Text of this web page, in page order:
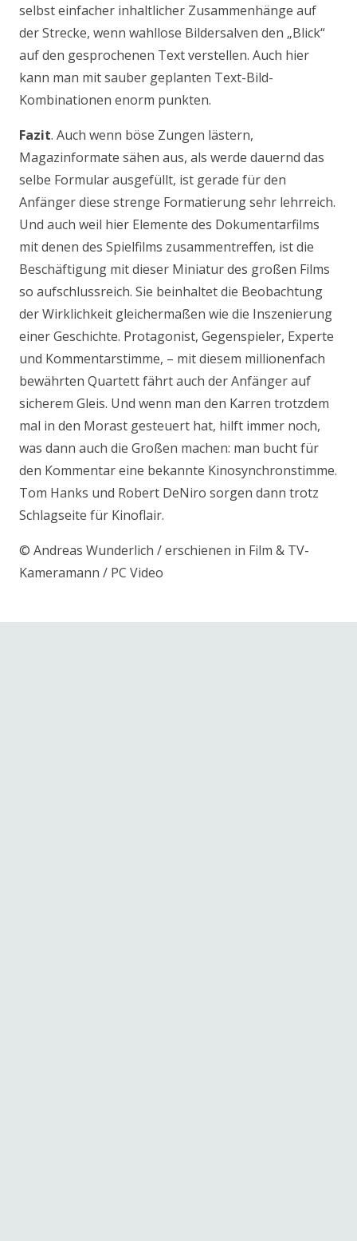
selbst einfacher inhaltlicher Zusammenhänge auf
der Strecke, wenn wahllose Bildersalven den „Blick“
auf den gesprochenen Text verstellen. Auch hier
kann man mit sauber geplanten Text-Bild-
Kombinationen enorm punkten.
Fazit. Auch wenn böse Zungen lästern,
Magazinformate sähen aus, als werde dauernd das
selbe Formular ausgefüllt, ist gerade für den
Anfänger diese strenge Formatierung sehr lehrreich.
Und auch weil hier Elemente des Dokumentarfilms
mit denen des Spielfilms zusammentreffen, ist die
Beschäftigung mit dieser Miniatur des großen Films
so aufschlussreich. Sie beinhaltet die Beobachtung
der Wirklichkeit gleichermaßen wie die Inszenierung
einer Geschichte. Protagonist, Gegenspieler, Experte
und Kommentarstimme, – mit diesem millionenfach
bewährten Quartett fährt auch der Anfänger auf
sicherem Gleis. Und wenn man den Karren trotzdem
mal in den Morast gesteuert hat, hilft immer noch,
was dann auch die Großen machen: man bucht für
den Kommentar eine bekannte Kinosynchronstimme.
Tom Hanks und Robert DeNiro sorgen dann trotz
Schlagseite für Kinoflair.
© Andreas Wunderlich / erschienen in Film & TV-
Kameramann / PC Video